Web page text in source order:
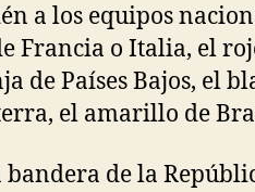
a los equipos
Francia o Italia, el
de Países Bajos, el
el amarillo de
bandera de la